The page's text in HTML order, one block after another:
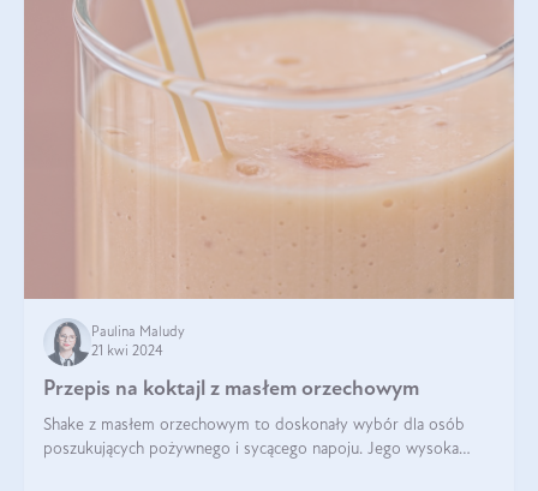
Paulina Maludy
21 kwi 2024
Przepis na koktajl z masłem orzechowym
Shake z masłem orzechowym to doskonały wybór dla osób
poszukujących pożywnego i sycącego napoju. Jego wysoka